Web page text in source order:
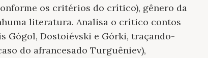
os critérios do crítico), gênero da
literatura. Analisa o crítico contos
Gógol, Dostoiévski e Górki, traçando-
do afrancesado Turguêniev),